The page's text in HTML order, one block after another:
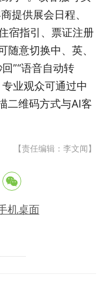
提供展会日程、
宿指引、票证注册
随意切换中、英、
”“语音自动转
业观众可通过中
二维码方式与AI客
【责任编辑：李文闻】
机桌面